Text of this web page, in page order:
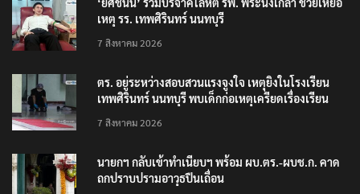
เหตุ รร. เทพศิรินทร์ นนทบุรี
7 สิงหาคม 2026
ตร. อยู่ระหว่างสอบสวนแรงจูงใจ เหตุยิงในโรงเรียน
เทพศิรินทร์ นนทบุรี พบเด็กก่อเหตุเครียดเรื่องเรียน
7 สิงหาคม 2026
นายกฯ กลับเข้าทำเนียบฯ พร้อม ผบ.ตร.-ผบช.ก. คาด
ถกปราบปรามอาวุธปืนเถื่อน